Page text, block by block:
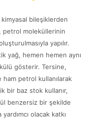
kimyasal bileşiklerden
petrol moleküllerinin
yapılır.
yağ, hemen hemen aynı
gösterir. Tersine,
petrol kullanılarak
bir baz stok kullanır,
benzersiz bir şekilde
olacak katkı